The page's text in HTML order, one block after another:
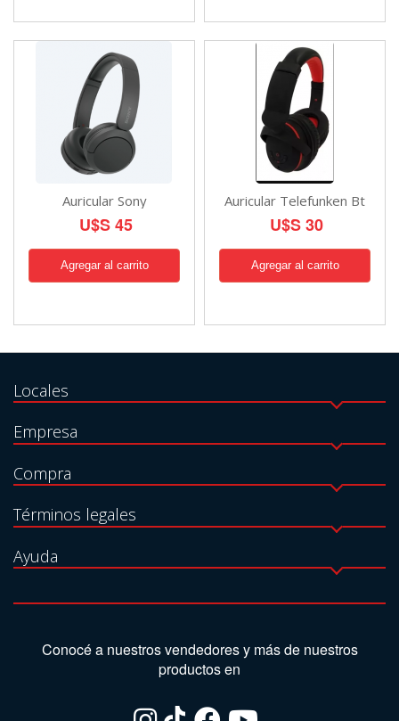
Auricular Sony
U$S 45
Auricular Telefunken Bt
U$S 30
Locales
Empresa
Compra
Términos legales
Ayuda
Conocé a nuestros vendedores y más de nuestros
productos en